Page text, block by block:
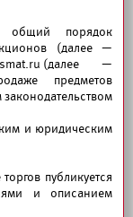
общий порядок
(далее —
(далее —
предметов
и юридическим
публикуется
и описанием